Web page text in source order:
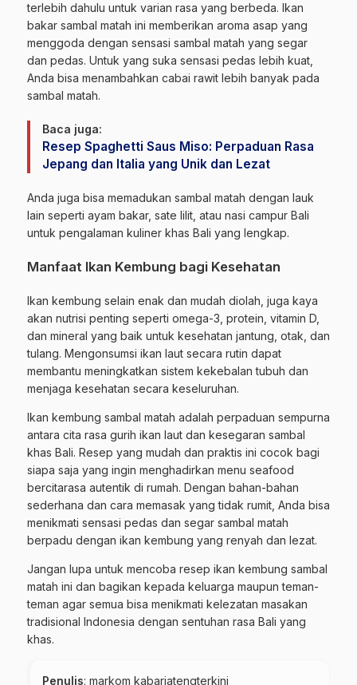
terlebih dahulu untuk varian rasa yang berbeda. Ikan
bakar sambal matah ini memberikan aroma asap yang
menggoda dengan sensasi sambal matah yang segar
dan pedas. Untuk yang suka sensasi pedas lebih kuat,
Anda bisa menambahkan cabai rawit lebih banyak pada
sambal matah.
Baca juga:
Resep Spaghetti Saus Miso: Perpaduan Rasa
Jepang dan Italia yang Unik dan Lezat
Anda juga bisa memadukan sambal matah dengan lauk
lain seperti ayam bakar, sate lilit, atau nasi campur Bali
untuk pengalaman kuliner khas Bali yang lengkap.
Manfaat Ikan Kembung bagi Kesehatan
Ikan kembung selain enak dan mudah diolah, juga kaya
akan nutrisi penting seperti omega-3, protein, vitamin D,
dan mineral yang baik untuk kesehatan jantung, otak, dan
tulang. Mengonsumsi ikan laut secara rutin dapat
membantu meningkatkan sistem kekebalan tubuh dan
menjaga kesehatan secara keseluruhan.
Ikan kembung sambal matah adalah perpaduan sempurna
antara cita rasa gurih ikan laut dan kesegaran sambal
khas Bali. Resep yang mudah dan praktis ini cocok bagi
siapa saja yang ingin menghadirkan menu seafood
bercitarasa autentik di rumah. Dengan bahan-bahan
sederhana dan cara memasak yang tidak rumit, Anda bisa
menikmati sensasi pedas dan segar sambal matah
berpadu dengan ikan kembung yang renyah dan lezat.
Jangan lupa untuk mencoba resep ikan kembung sambal
matah ini dan bagikan kepada keluarga maupun teman-
teman agar semua bisa menikmati kelezatan masakan
tradisional Indonesia dengan sentuhan rasa Bali yang
khas.
Penulis: markom kabarjatengterkini